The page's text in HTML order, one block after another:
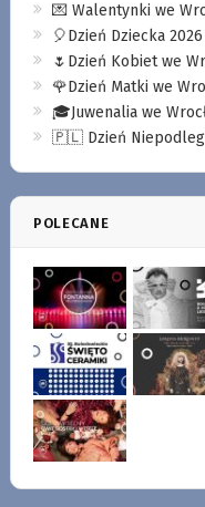
💌 Walentynki we
🎈Dzień Dziecka
🌷Dzień Kobiet we
🌹Dzień Matki we
🎓Juwenalia we
🇵🇱 Dzień
POLECANE